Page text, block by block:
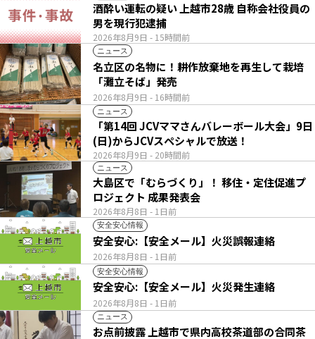
2026年8月9日 - 15時間前
酒酔い運転の疑い 上越市28歳 自称会社役員の
男を現行犯逮捕
ニュース
2026年8月9日 - 16時間前
名立区の名物に！耕作放棄地を再生して栽培
「灘立そば」発売
ニュース
2026年8月9日 - 20時間前
「第14回 JCVママさんバレーボール大会」9日
(日)からJCVスペシャルで放送！
ニュース
2026年8月8日 - 1日前
大島区で「むらづくり」！ 移住・定住促進プ
ロジェクト 成果発表会
安全安心情報
2026年8月8日 - 1日前
安全安心:【安全メール】火災誤報連絡
安全安心情報
2026年8月8日 - 1日前
安全安心:【安全メール】火災発生連絡
ニュース
お点前披露 上越市で県内高校茶道部の合同茶